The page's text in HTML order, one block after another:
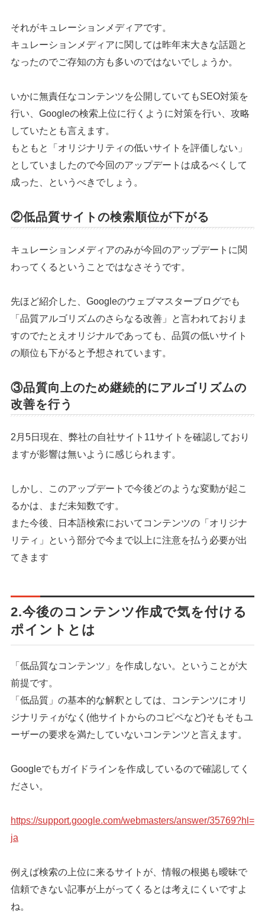
それがキュレーションメディアです。
キュレーションメディアに関しては昨年末大きな話題と
なったのでご存知の方も多いのではないでしょうか。
いかに無責任なコンテンツを公開していてもSEO対策を
行い、Googleの検索上位に行くように対策を行い、攻略
していたとも言えます。
もともと「オリジナリティの低いサイトを評価しない」
としていましたので今回のアップデートは成るべくして
成った、というべきでしょう。
②低品質サイトの検索順位が下がる
キュレーションメディアのみが今回のアップデートに関
わってくるということではなさそうです。
先ほど紹介した、Googleのウェブマスターブログでも
「品質アルゴリズムのさらなる改善」と言われておりま
すのでたとえオリジナルであっても、品質の低いサイト
の順位も下がると予想されています。
③品質向上のため継続的にアルゴリズムの
改善を行う
2月5日現在、弊社の自社サイト11サイトを確認しており
ますが影響は無いように感じられます。
しかし、このアップデートで今後どのような変動が起こ
るかは、まだ未知数です。
また今後、日本語検索においてコンテンツの「オリジナ
リティ」という部分で今まで以上に注意を払う必要が出
てきます
2.今後のコンテンツ作成で気を付ける
ポイントとは
「低品質なコンテンツ」を作成しない。ということが大
前提です。
「低品質」の基本的な解釈としては、コンテンツにオリ
ジナリティがなく(他サイトからのコピペなど)そもそもユ
ーザーの要求を満たしていないコンテンツと言えます。
Googleでもガイドラインを作成しているので確認してく
ださい。
https://support.google.com/webmasters/answer/35769?hl=
ja
例えば検索の上位に来るサイトが、情報の根拠も曖昧で
信頼できない記事が上がってくるとは考えにくいですよ
ね。